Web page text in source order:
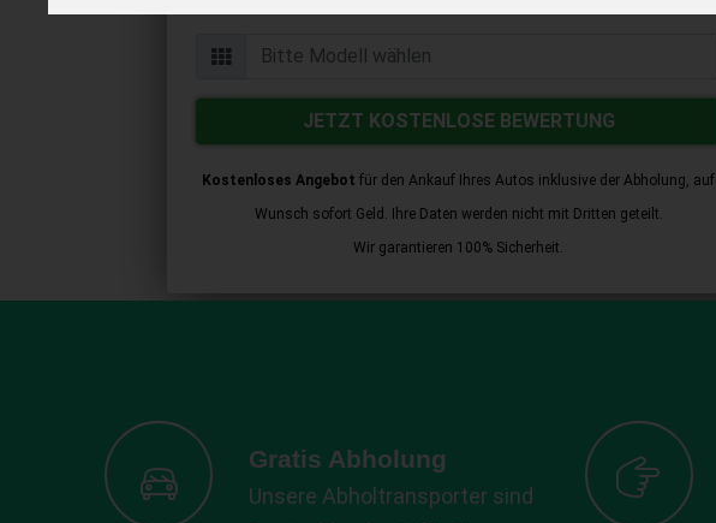
JETZT KOSTENLOSE BEWERTUNG
Kostenloses Angebot für den Ankauf Ihres Autos inklusive der Abholung, auf
Wunsch sofort Geld. Ihre Daten werden nicht mit Dritten geteilt.
Wir garantieren 100% Sicherheit.
Gratis Abholung
Unsere Abholtransporter sind